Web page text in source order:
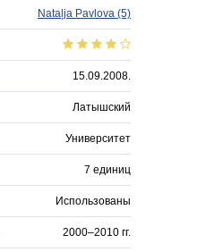
Nataļja Pavlova (5)
15.09.2008.
Латышский
Университет
7 единиц
Использованы
2000–2010 гг.